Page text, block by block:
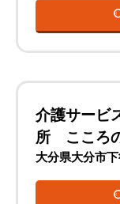
介護サービ
所 こころ
大分県大分市